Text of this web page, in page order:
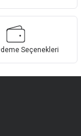
Seçenekleri